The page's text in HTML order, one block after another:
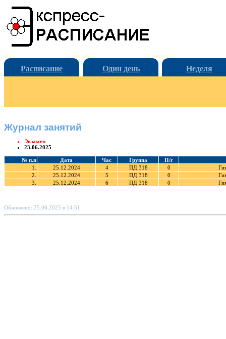
Расписание Один день Неделя
Журнал занятий
Экзамен
23.06.2025
№ п.п Дата Час Группа
П/г
1.
25.12.2024 4 ПД 318 0
2.
25.12.2024 5 ПД 318 0
3.
25.12.2024 6 ПД 318 0
Обновлено: 25.06.2025 в 14:51.